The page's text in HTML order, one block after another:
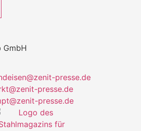
GmbH
presse.de
presse.de
presse.de